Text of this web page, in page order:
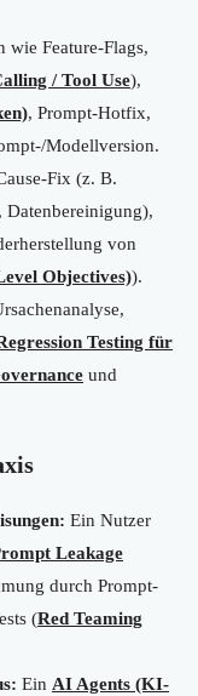
wie Feature-Flags,
/ Tool Use),
, Prompt-Hotfix,
Modellversion.
Fix (z. B.
Datenbereinigung),
von
Objectives)).
Testing für
und
Ein Nutzer
Leakage
durch Prompt-
(Red Teaming
Ein AI Agents (KI-